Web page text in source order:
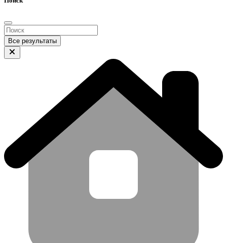
Все результаты